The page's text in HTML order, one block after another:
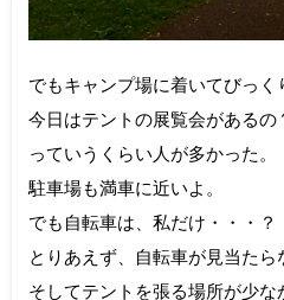
でもキャンプ場に着いてびっく
今日はテントの展覧会があるの
っていうくらい人が多かった。
駐車場も満車に近いよ。
でも自転車は、私だけ・・・？
とりあえず、自転車が見当たら
そしてテントを張る場所が少な